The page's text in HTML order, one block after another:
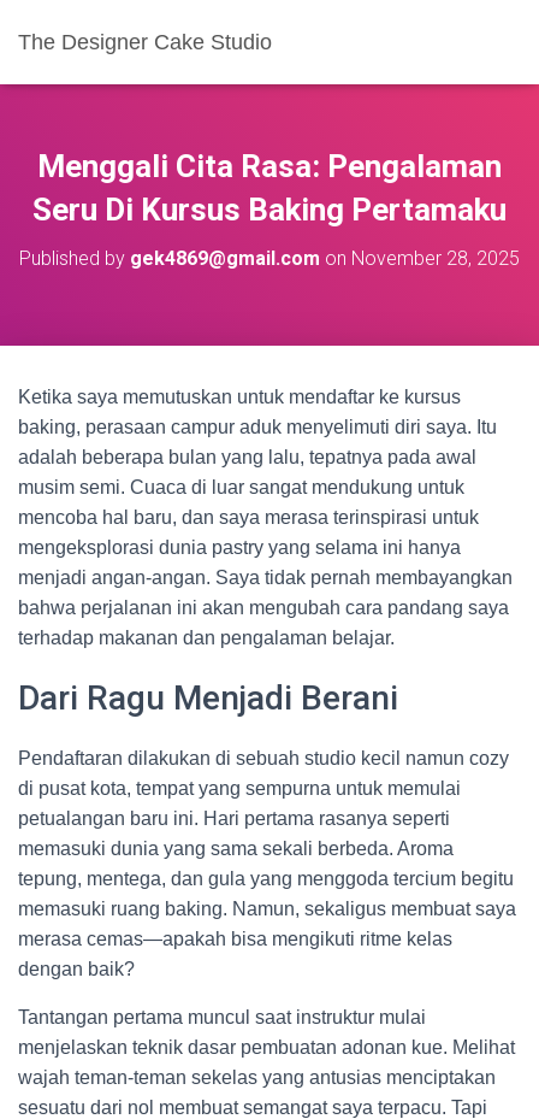
The Designer Cake Studio
Menggali Cita Rasa: Pengalaman
Seru Di Kursus Baking Pertamaku
Published by gek4869@gmail.com on November 28, 2025
Ketika saya memutuskan untuk mendaftar ke kursus
baking, perasaan campur aduk menyelimuti diri saya. Itu
adalah beberapa bulan yang lalu, tepatnya pada awal
musim semi. Cuaca di luar sangat mendukung untuk
mencoba hal baru, dan saya merasa terinspirasi untuk
mengeksplorasi dunia pastry yang selama ini hanya
menjadi angan-angan. Saya tidak pernah membayangkan
bahwa perjalanan ini akan mengubah cara pandang saya
terhadap makanan dan pengalaman belajar.
Dari Ragu Menjadi Berani
Pendaftaran dilakukan di sebuah studio kecil namun cozy
di pusat kota, tempat yang sempurna untuk memulai
petualangan baru ini. Hari pertama rasanya seperti
memasuki dunia yang sama sekali berbeda. Aroma
tepung, mentega, dan gula yang menggoda tercium begitu
memasuki ruang baking. Namun, sekaligus membuat saya
merasa cemas—apakah bisa mengikuti ritme kelas
dengan baik?
Tantangan pertama muncul saat instruktur mulai
menjelaskan teknik dasar pembuatan adonan kue. Melihat
wajah teman-teman sekelas yang antusias menciptakan
sesuatu dari nol membuat semangat saya terpacu. Tapi